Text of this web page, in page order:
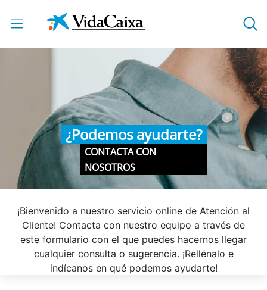
Saltar al contenido principal
¿Podemos ayudarte?
CONTACTA CON
NOSOTROS
¡Bienvenido a nuestro servicio online de Atención al
Cliente! Contacta con nuestro equipo a través de
este formulario con el que puedes hacernos llegar
cualquier consulta o sugerencia. ¡Rellénalo e
indícanos en qué podemos ayudarte!